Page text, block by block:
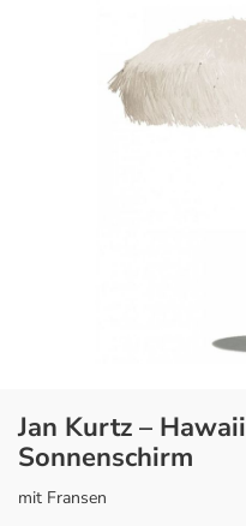
Jan Kurtz – Hawaii
Sonnenschirm
mit Fransen